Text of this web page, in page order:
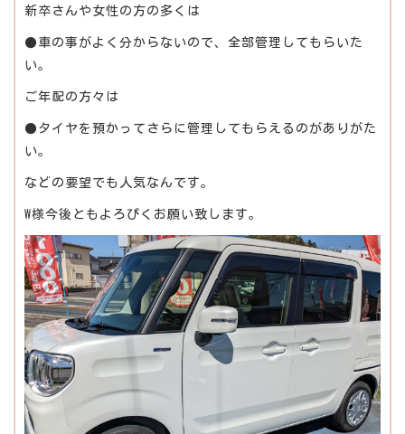
新卒さんや女性の方の多くは
●車の事がよく分からないので、全部管理してもらいた
い。
ご年配の方々は
●タイヤを預かってさらに管理してもらえるのがありがた
い。
などの要望でも人気なんです。
W様今後ともよろぴくお願い致します。